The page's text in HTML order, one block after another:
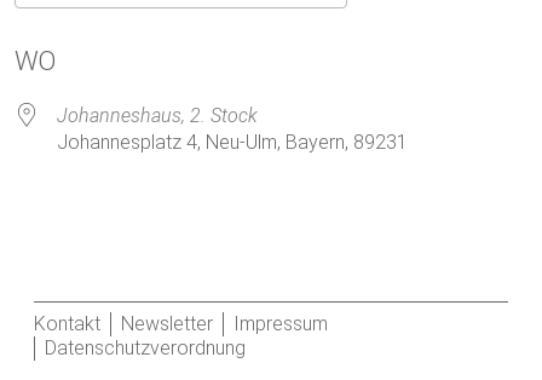
WO
Johanneshaus, 2. Stock
Johannesplatz 4, Neu-Ulm, Bayern, 89231
Kontakt Newsletter
Impressum
Datenschutzverordnung